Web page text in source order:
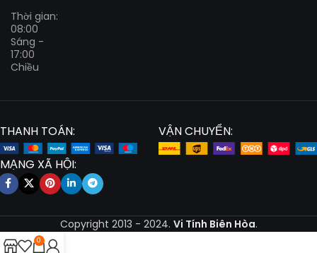
Thời gian:
08:00
Sáng -
17:00
Chiều
THANH TOÁN: VẬN CHUYỂN:
MẠNG XÃ HỘI:
Copyright 2013 - 2024. Vi Tính Biên Hòa.
0